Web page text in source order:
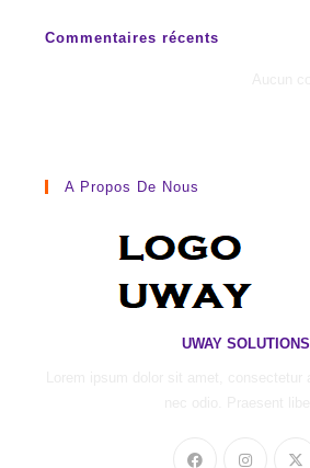
Commentaires récents
A Propos De Nous
UWAY SOLUTIONS